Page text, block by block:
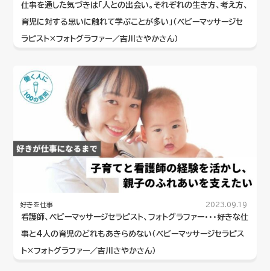
仕事を通した気づきは「人との出会い。それぞれの生き方、考え方、
育児に対する思いに触れて学ぶことが多い」（ベビーマッサージセ
ラピスト×フォトグラファー／吉川さやかさん）
好きを仕事 2023.09.19
看護師、ベビーマッサージセラピスト、フォトグラファー･･･好きな仕
事と4人の育児のどれもあきらめない（ベビーマッサージセラピス
ト×フォトグラファー／吉川さやかさん）